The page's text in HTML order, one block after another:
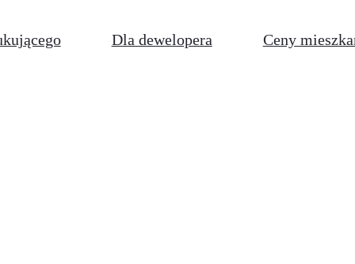
Dla dewelopera Ceny